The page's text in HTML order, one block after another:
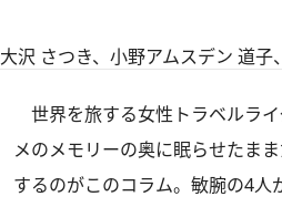
大沢 さつき、小野アムスデン 道
世界を旅する女性トラベルラ
メのメモリーの奥に眠らせたま
するのがこのコラム。敏腕の4人